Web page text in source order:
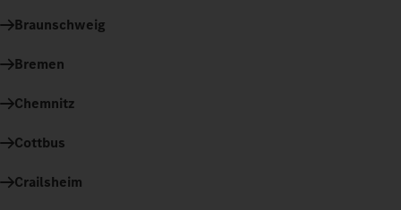
Braunschweig
Bremen
Chemnitz
Cottbus
Crailsheim